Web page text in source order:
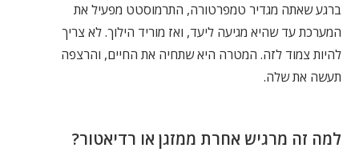
ברגע שאתה מגדיר טמפרטורה, התרמוסטט מפעיל את
המערכת עד שהיא מגיעה ליעד, ואז מוריד הילוך. לא צריך
להיות צמוד לזה. המטרה היא שתחיה את החיים, והרצפה
תעשה את שלה.
למה זה מרגיש אחרת ממזגן או רדיאטור?